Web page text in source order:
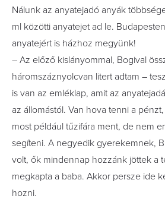
Nálunk az anyatejadó anyák
ml közötti anyatejet ad le.
anyatejért is házhoz megyünk!
– Az előző kislányommal, Bogival
háromszáznyolcvan litert adtam –
is van az emléklap, amit az
az állomástól. Van hova tenni a
most például tűzifára ment, de nem
segíteni. A negyedik gyerekemnek,
volt, ők mindennap hozzánk jöttek a
megkapta a baba. Akkor persze ide
hozni.